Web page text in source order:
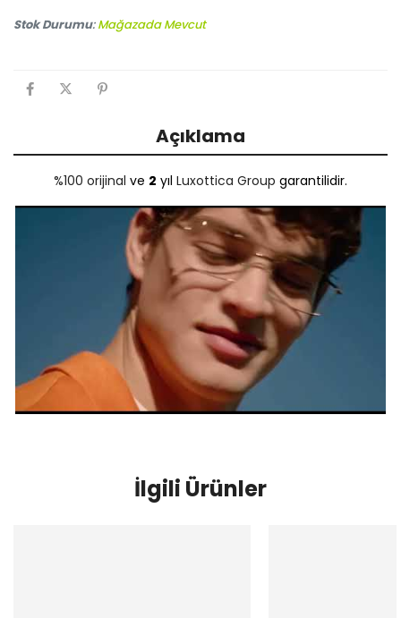
Stok Durumu:Mağazada Mevcut
Açıklama
%100 orijinal ve 2 yıl Luxottica Group garantilidir.
İlgili Ürünler